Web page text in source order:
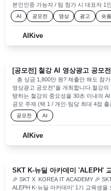
본인인증 가능자 / 팀 참가 시 대표자 1
2026.07.01. ~ 07.30.발표
될 수 있습니다.​​■ 제출 형식AI 영상광고
레칭 모션베드)누워서 허리를 풀어주
침대차원이 다른 슬립테크를 표현하세
부문별 영상광고(16:9)·숏폼(9:16) 출
총 상금 2,000만원종합 대상 1,000만
수상 200만원 (2명), 우수상 50만원 (2
200만원 (2명), 우수상 50만원 (2명)※
수상 혜택상장 수여브랜드 마케팅·캠
정 및 AI 아티스트 배지 제공AI-Kive 매
오 프리윌루전 인턴십 기회 제공​​■ 공모
https://aikive.com/event/
AI 공모전 영상 광고 숏폼
AIKive
[공모전] 철강 AI 영상광고 공모전
총 상금 1,800만 원? 제출만 해도 참
영상광고 공모전”을 개최합니다.철강
탱하는 철강의 중요성을 30초 이내의
공모 주제 (택 1 / 개인·팀당 최대 4점
사라진 세상을 상상하다③ 대한민국을
철강사이버홍보관에서 철강산업 관련
형식· AI 프로그램으로 제작한 30초 이
가로형· MP4 또는 MOV 파일· 영상 초
(월) ~ 08월 09일 (일) 18:00· 결과 발표
원· 선착순 200명 대상 참가상 제공! 자
확인하세요!
공모전 AI
AIKive
SKT K-뉴딜 아카데미 'ALEPH'
🎉 SKT X KOREA IT ACADEMY 🎉
ALEPH K-뉴딜 아카데미' 1기 교육생을